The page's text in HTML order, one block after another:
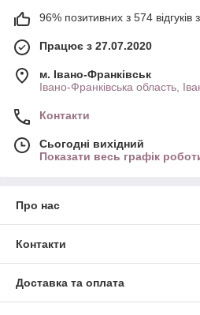
96% позитивних з 574 відгуків
Працює з 27.07.2020
м. Івано-Франківськ
Івано-Франківська область,
Контакти
Сьогодні вихідний
Показати весь графік
Про нас
Контакти
Доставка та оплата